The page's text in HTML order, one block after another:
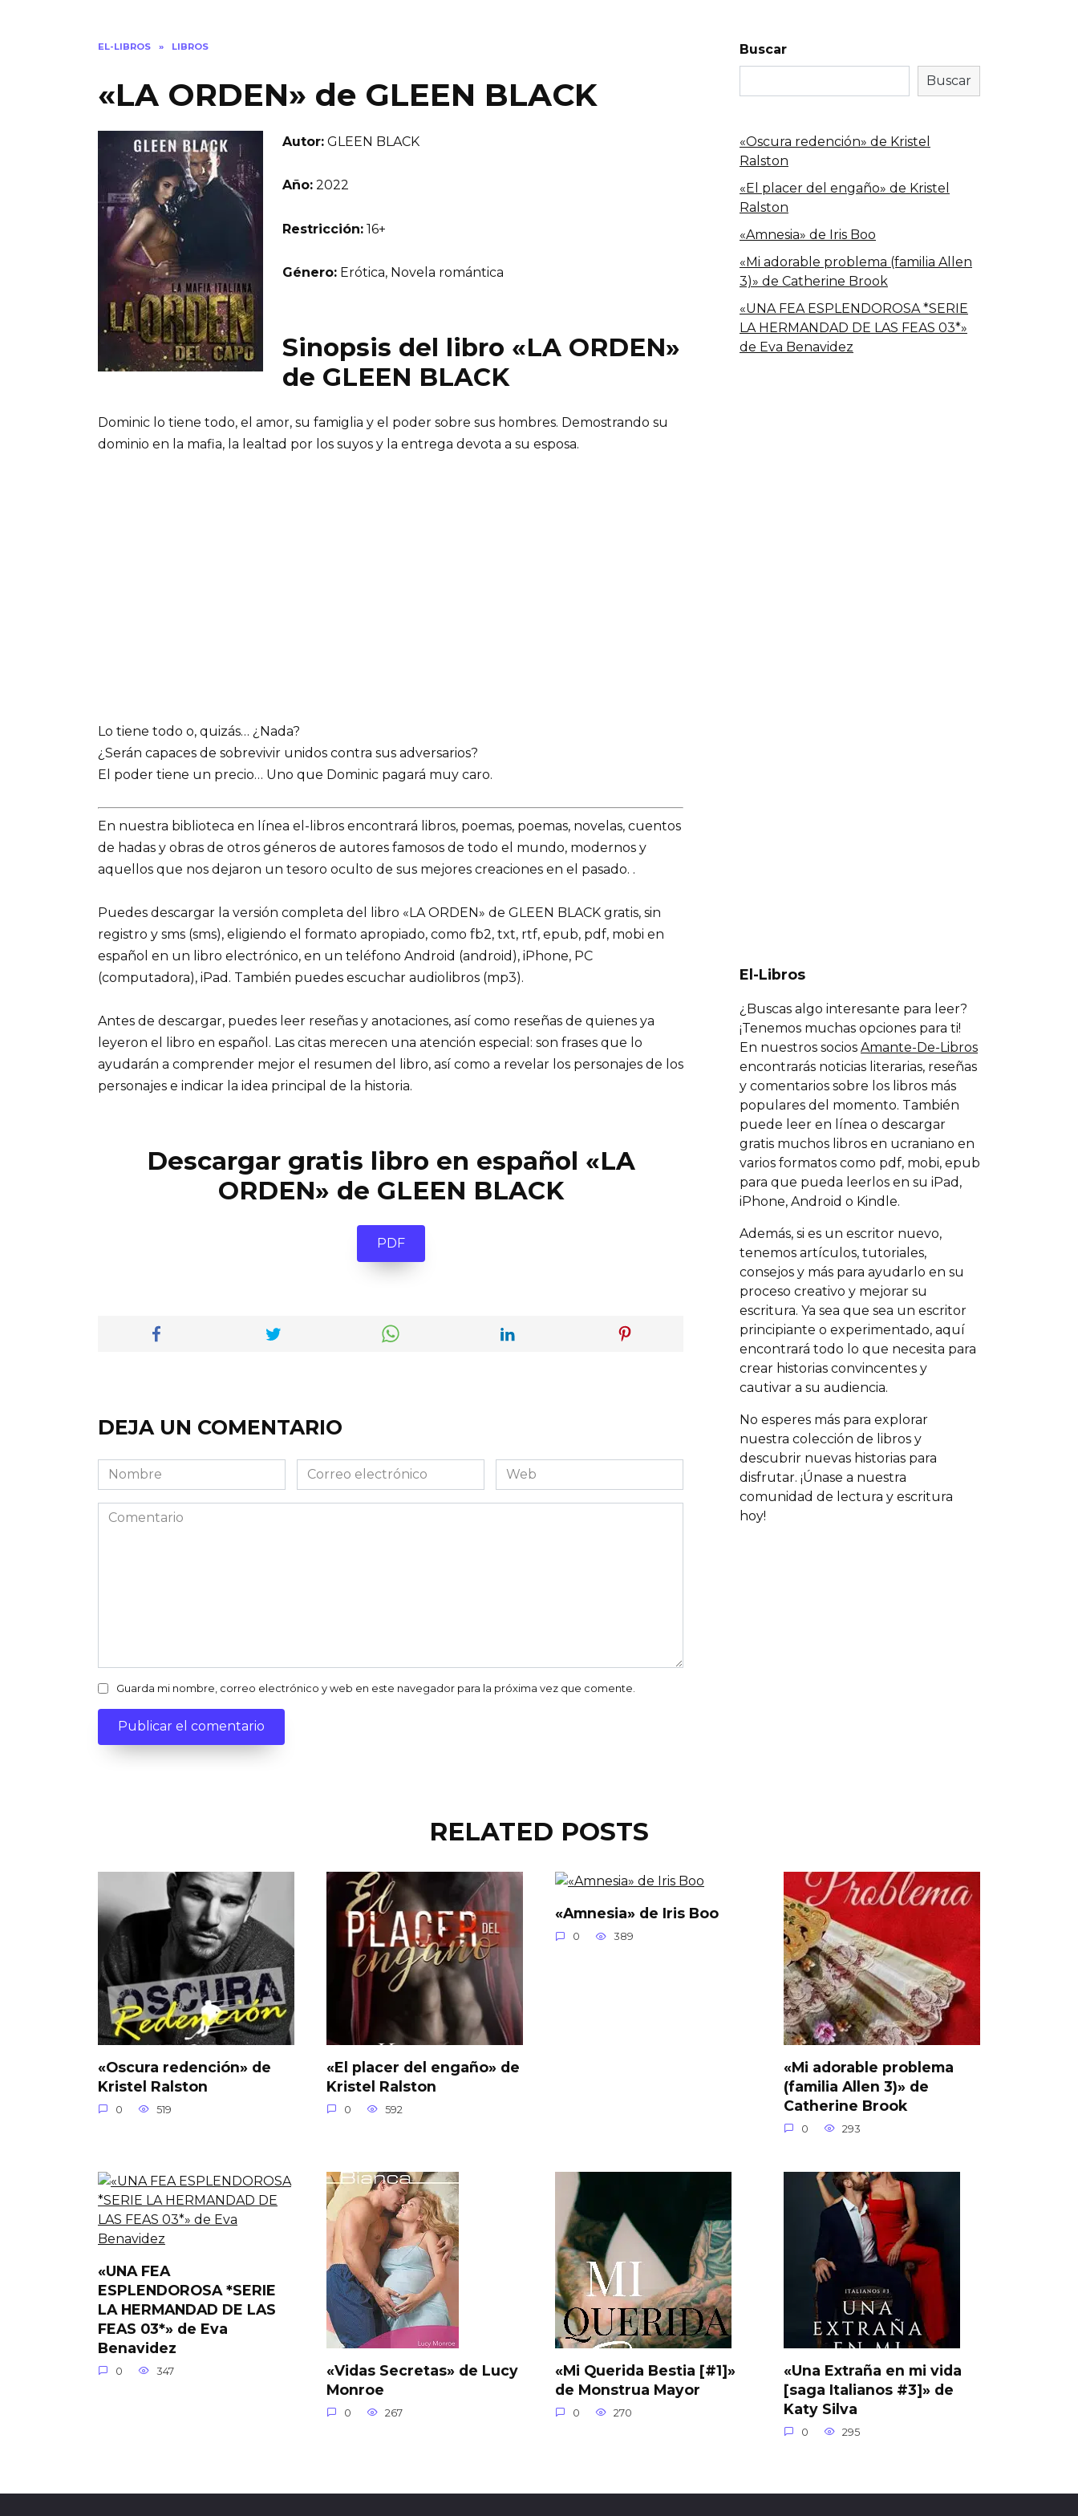
EL-LIBROS » LIBROS
«LA ORDEN» de GLEEN BLACK
Autor: GLEEN BLACK
Año: 2022
Restricción: 16+
Género: Erótica, Novela romántica
Sinopsis del libro «LA ORDEN»
de GLEEN BLACK
Dominic lo tiene todo, el amor, su famiglia y el poder sobre sus hombres. Demostrando su
dominio en la mafia, la lealtad por los suyos y la entrega devota a su esposa.
Lo tiene todo o, quizás… ¿Nada?
¿Serán capaces de sobrevivir unidos contra sus adversarios?
El poder tiene un precio… Uno que Dominic pagará muy caro.
En nuestra biblioteca en línea el-libros encontrará libros, poemas, poemas, novelas, cuentos
de hadas y obras de otros géneros de autores famosos de todo el mundo, modernos y
aquellos que nos dejaron un tesoro oculto de sus mejores creaciones en el pasado. .
Puedes descargar la versión completa del libro «LA ORDEN» de GLEEN BLACK gratis, sin
registro y sms (sms), eligiendo el formato apropiado, como fb2, txt, rtf, epub, pdf, mobi en
español en un libro electrónico, en un teléfono Android (android), iPhone, PC
(computadora), iPad. También puedes escuchar audiolibros (mp3).
Antes de descargar, puedes leer reseñas y anotaciones, así como reseñas de quienes ya
leyeron el libro en español. Las citas merecen una atención especial: son frases que lo
ayudarán a comprender mejor el resumen del libro, así como a revelar los personajes de los
personajes e indicar la idea principal de la historia.
Descargar gratis libro en español «LA
ORDEN» de GLEEN BLACK
PDF
DEJA UN COMENTARIO
Nombre
Correo
electrónico
Web
Comentario
Guarda mi nombre, correo electrónico y web en este navegador para la próxima vez que comente.
Buscar
Buscar
«Oscura redención» de Kristel
Ralston
«El placer del engaño» de Kristel
Ralston
«Amnesia» de Iris Boo
«Mi adorable problema (familia Allen
3)» de Catherine Brook
«UNA FEA ESPLENDOROSA *SERIE
LA HERMANDAD DE LAS FEAS 03*»
de Eva Benavidez
El-Libros
¿Buscas algo interesante para leer?
¡Tenemos muchas opciones para ti!
En nuestros socios Amante-De-Libros
encontrarás noticias literarias, reseñas
y comentarios sobre los libros más
populares del momento. También
puede leer en línea o descargar
gratis muchos libros en ucraniano en
varios formatos como pdf, mobi, epub
para que pueda leerlos en su iPad,
iPhone, Android o Kindle.
Además, si es un escritor nuevo,
tenemos artículos, tutoriales,
consejos y más para ayudarlo en su
proceso creativo y mejorar su
escritura. Ya sea que sea un escritor
principiante o experimentado, aquí
encontrará todo lo que necesita para
crear historias convincentes y
cautivar a su audiencia.
No esperes más para explorar
nuestra colección de libros y
descubrir nuevas historias para
disfrutar. ¡Únase a nuestra
comunidad de lectura y escritura
hoy!
RELATED POSTS
«Oscura redención» de
Kristel Ralston
0 519
«El placer del engaño» de
Kristel Ralston
0 592
«Amnesia» de Iris Boo
0 389
«Mi adorable problema
(familia Allen 3)» de
Catherine Brook
0 293
«UNA FEA
ESPLENDOROSA *SERIE
LA HERMANDAD DE LAS
FEAS 03*» de Eva
Benavidez
0 347
«Vidas Secretas» de Lucy
Monroe
0 267
«Mi Querida Bestia [#1]»
de Monstrua Mayor
0 270
«Una Extraña en mi vida
[saga Italianos #3]» de
Katy Silva
0 295